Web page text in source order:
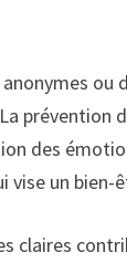
ou
prévention
des
un bien-
claires